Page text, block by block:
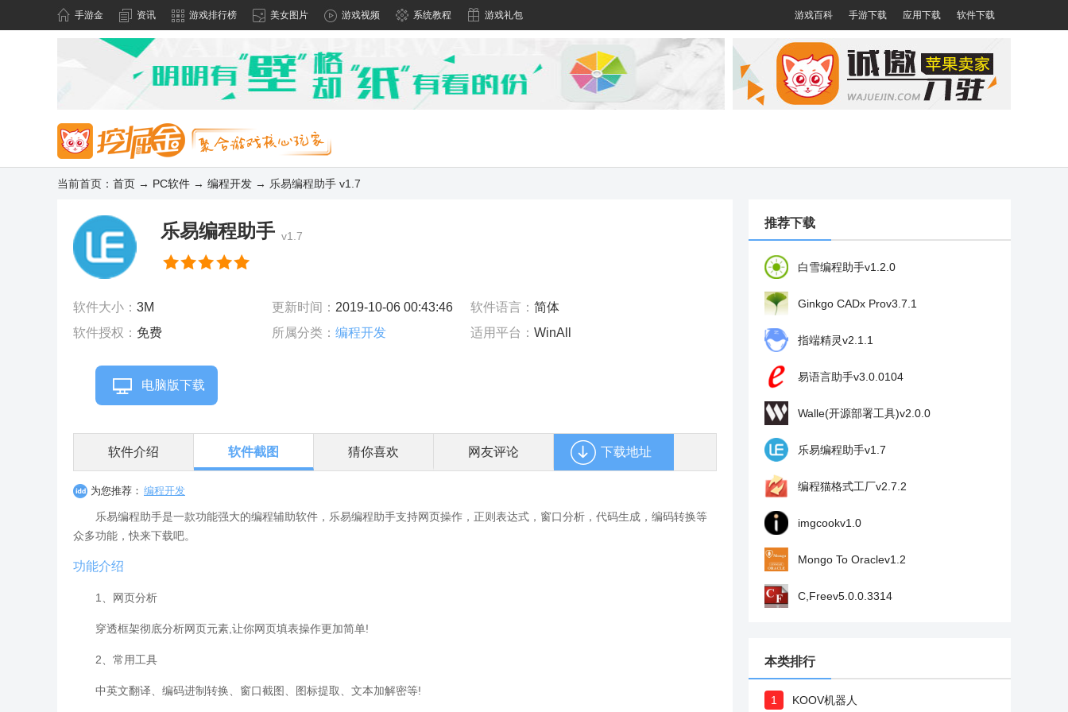
手游金 资讯 游戏排行榜 美女图片 游戏视频 系统教程 游戏礼包 游戏百科 手游下载 应用下载 软件下载
当前首页： 首页 → PC软件 → 编程开发 → 乐易编程助手 v1.7
乐易编程助手 v1.7
软件大小： 3M 更新时间： 2019-10-06 00:43:46 软件语言： 简体
软件授权： 免费 所属分类： 编程开发 适用平台： WinAll
电脑版下载
软件介绍 软件截图 猜你喜欢 网友评论 下载地址
为您推荐： 编程开发
乐易编程助手是一款功能强大的编程辅助软件，乐易编程助手支持网页操作，正则表达式，窗口分析，代码生成，编码转换等
众多功能，快来下载吧。
功能介绍
1、网页分析
穿透框架彻底分析网页元素,让你网页填表操作更加简单!
2、常用工具
中英文翻译、编码进制转换、窗口截图、图标提取、文本加解密等!
推荐下载
白雪编程助手v1.2.0
Ginkgo CADx Prov3.7.1
指端精灵v2.1.1
易语言助手v3.0.0104
Walle(开源部署工具)v2.0.0
乐易编程助手v1.7
编程猫格式工厂v2.7.2
imgcookv1.0
Mongo To Oraclev1.2
C,Freev5.0.0.3314
本类排行
1 KOOV机器人